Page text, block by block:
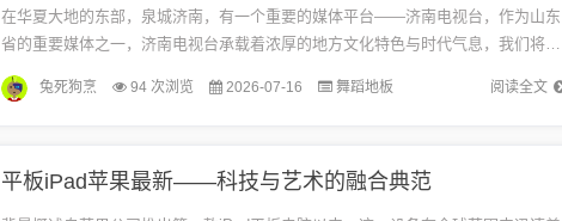
在华夏大地的东部，泉城济南，有一个重要的媒体平台——济南电视台，作为山东
省的重要媒体之一，济南电视台承载着浓厚的地方文化特色与时代气息，我们将一
同回溯济南电视台的背景、重要事件、影响及其在特定时代中的地位。背景概述
济...
阅读全文
兔死狗烹 94 次浏览 2026-07-16 舞蹈地板
平板iPad苹果最新——科技与艺术的融合典范